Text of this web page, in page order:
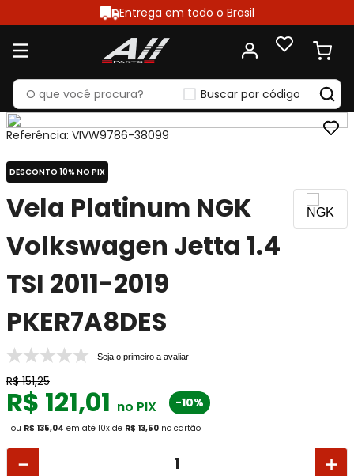
Entrega em todo o Brasil
Buscar por código
Referência: VIVW9786-38099
DESCONTO 10% NO PIX
Vela Platinum NGK
Volkswagen Jetta 1.4
TSI 2011-2019
PKER7A8DES
Seja o primeiro a avaliar
R$ 151,25
R$ 121,01 no PIX -10%
ou R$ 135,04 em até 10x de R$ 13,50 no cartão
＋
－